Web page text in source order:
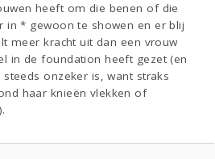
heeft om die benen of die
in * gewoon te showen en er blij
meer kracht uit dan een vrouw
in de foundation heeft gezet (en
onzeker is, want straks
haar knieën vlekken of